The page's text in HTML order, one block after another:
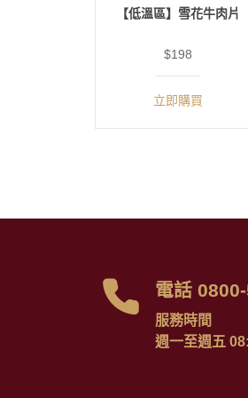
【低溫區】雪花牛肉片
$198
立即購買
電話
服務時間
週一至週五